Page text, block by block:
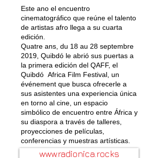
Este ano el encuentro
cinematográfico que reúne el talento
de artistas afro llega a su cuarta
edición.
Quatre ans, du 18 au 28 septembre
2019, Quibdó le abrió sus puertas a
la primera edición del QAFF, el
Quibdó Africa Film Festival, un
événement que busca ofrecerle a
sus asistentes una experiencia única
en torno al cine, un espacio
simbólico de encuentro entre África y
su diaspora a través de talleres,
proyecciones de películas,
conferencias y muestras artísticas.
www.radionica.rocks